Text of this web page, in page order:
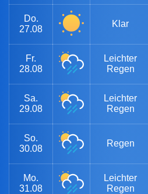
Do.
27.08
Klar
Fr.
28.08
Leichter
Regen
Sa.
29.08
Leichter
Regen
So.
30.08
Regen
Mo.
31.08
Leichter
Regen